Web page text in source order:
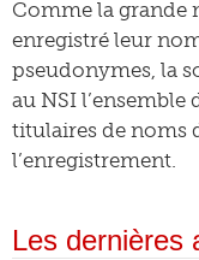
Comme la grande
enregistré leur
pseudonymes, la
au NSI
titulaires de noms
l’enregistrement.
Les dernières